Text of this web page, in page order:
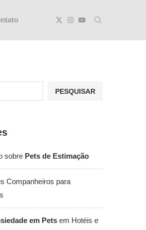
PESQUISAR
sobre Pets de Estimação
Companheiros para
em Pets em Hotéis e